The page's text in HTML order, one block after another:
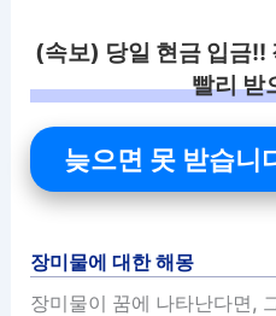
(속보) 당일 현금 입금!!
빨리 받
늦으면 못 받습니
장미물에 대한 해몽
장미물이 꿈에 나타난다면,